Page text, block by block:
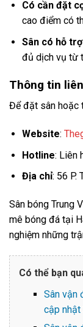
Có cần đặt
cao điểm có
Sân có hỗ
đủ dịch vụ từ
Thông tin
Để đặt sân hoặc
Website:
Hotline: Liên
Địa chỉ: 56 P.
Sân bóng Trung
mê bóng đá tại
nghiệm những
Có thể bạn
Sân vận
cập nhật